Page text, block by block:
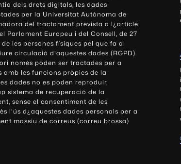
dels drets digitals, les dades
per la Universitat Autònoma de
del tractament prevista a l¿article
Parlament Europeu i del Consell, de 27
les persones físiques pel que fa al
circulació d'aquestes dades (RGPD).
només poden ser tractades per a
les funcions pròpies de la
dades no es poden reproduir,
sistema de recuperació de la
sense el consentiment de les
l'ús d¿aquestes dades personals per a
massiu de correus (correu brossa)
i
i
t